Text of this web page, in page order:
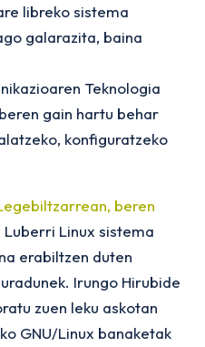
libreko sistema
galarazita, baina
Teknologia
gain hartu behar
konfiguratzeko
beren
Luberri Linux sistema
erabiltzen duten
Irungo Hirubide
zuen leku askotan
GNU/Linux banaketak